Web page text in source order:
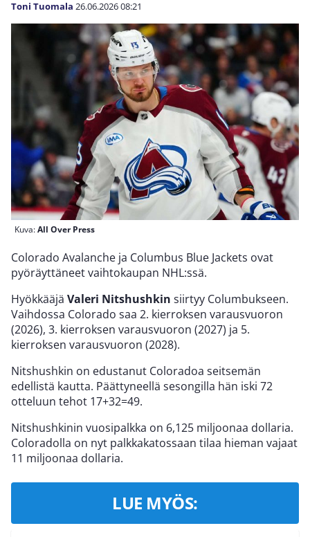
Toni Tuomala 26.06.202608:21
Kuva:All Over Press
Colorado Avalanche ja Columbus Blue Jackets ovat
pyöräyttäneet vaihtokaupan NHL:ssä.
Hyökkääjä Valeri Nitshushkin siirtyy Columbukseen.
Vaihdossa Colorado saa 2. kierroksen varausvuoron
(2026), 3. kierroksen varausvuoron (2027) ja 5.
kierroksen varausvuoron (2028).
Nitshushkin on edustanut Coloradoa seitsemän
edellistä kautta. Päättyneellä sesongilla hän iski 72
otteluun tehot 17+32=49.
Nitshushkinin vuosipalkka on 6,125 miljoonaa dollaria.
Coloradolla on nyt palkkakatossaan tilaa hieman vajaat
11 miljoonaa dollaria.
LUE MYÖS: